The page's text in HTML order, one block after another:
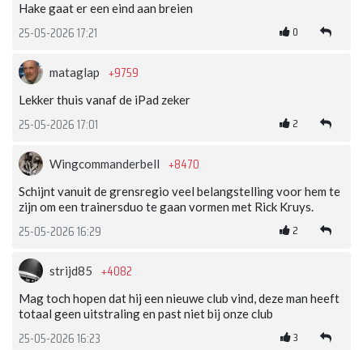
Hake gaat er een eind aan breien
25-05-2026 17:21 0
mataglap +9759
Lekker thuis vanaf de iPad zeker
25-05-2026 17:01 2
Wingcommanderbell +8470
Schijnt vanuit de grensregio veel belangstelling voor hem te
zijn om een trainersduo te gaan vormen met Rick Kruys.
25-05-2026 16:29 2
strijd85 +4082
Mag toch hopen dat hij een nieuwe club vind, deze man heeft
totaal geen uitstraling en past niet bij onze club
25-05-2026 16:23 3